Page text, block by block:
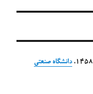
دانشگاه صنعتی